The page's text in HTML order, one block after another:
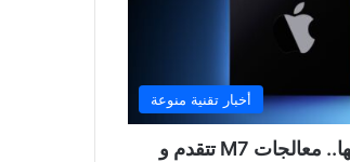
أخبار تقنية منوعة
آبل تُغيّر خططها.. معالجات M7 تتقدم و